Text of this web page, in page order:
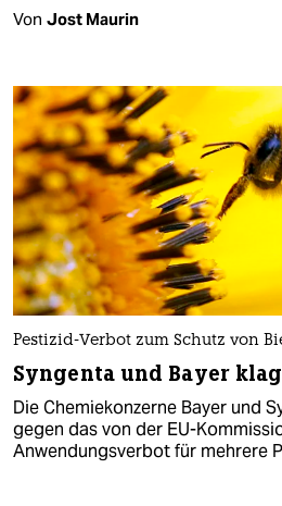
Von Jost Maurin
Pestizid-Verbot zum Schutz von
Syngenta und Bayer
Die Chemiekonzerne Bayer und
gegen das von der EU-
Anwendungsverbot für mehrere